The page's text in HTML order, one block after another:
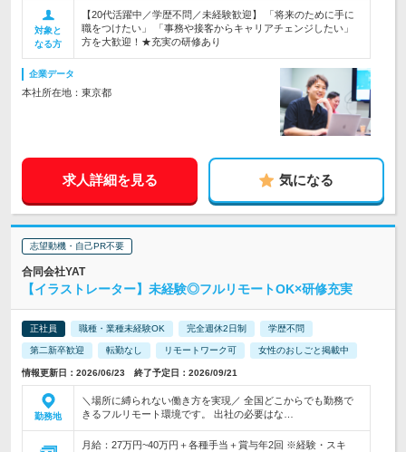
対象と
なる方
【20代活躍中／学歴不問／未経験歓迎】 「将来のために手に
職をつけたい」 「事務や接客からキャリアチェンジしたい」
方を大歓迎！★充実の研修あり
企業データ
本社所在地：東京都
求人詳細を見る 気になる
志望動機・自己PR不要
合同会社YAT
【イラストレーター】未経験◎フルリモートOK×研修充実
正社員 職種・業種未経験OK 完全週休2日制 学歴不問
第二新卒歓迎 転勤なし リモートワーク可 女性のおしごと掲載中
情報更新日：2026/06/23 終了予定日：2026/09/21
勤務地
＼場所に縛られない働き方を実現／ 全国どこからでも勤務で
きるフルリモート環境です。 出社の必要はな…
月給：27万円~40万円＋各種手当＋賞与年2回 ※経験・スキ